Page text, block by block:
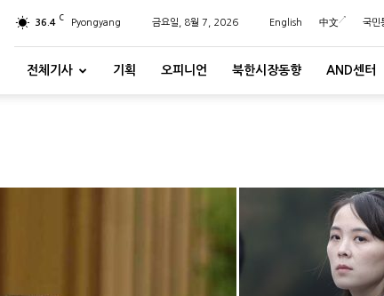
36.4 C Pyongyang 금요일, 8월 7, 2026 English 中文 국민
전체기사 기획 오피니언 북한시장동향 AND센터